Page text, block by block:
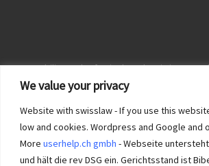
We value your privacy
Website with swisslaw - If you use this
low and cookies. Wordpress and Google and
More userhelp.ch gmbh - Webseite
und hält die rev DSG ein. Gerichtsstand ist
Immobilien verkaufen in der Schweiz ist
einem Kanton geht es direkt via lokaler Notar, in
es Reservationsverträge und evt. notarieller
undImmobilie KT Solothurn verkaufen?